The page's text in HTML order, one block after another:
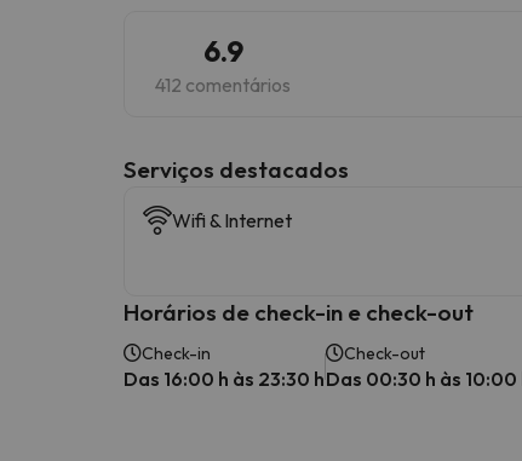
6.9
412 comentários
Serviços destacados
Wifi & Internet
Horários de check-in e check-out
Check-in
Das 16:00 h às 23:30 h
Check-out
Das 00:30 h às 10:00